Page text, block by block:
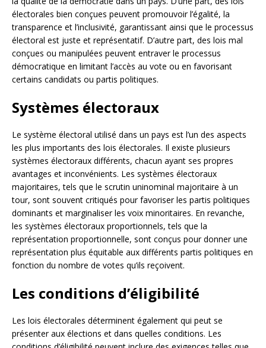
électorales bien conçues peuvent promouvoir l’égalité, la
transparence et l’inclusivité, garantissant ainsi que le processus
électoral est juste et représentatif. D’autre part, des lois mal
conçues ou manipulées peuvent entraver le processus
démocratique en limitant l’accès au vote ou en favorisant
certains candidats ou partis politiques.
Systèmes électoraux
Le système électoral utilisé dans un pays est l’un des aspects
les plus importants des lois électorales. Il existe plusieurs
systèmes électoraux différents, chacun ayant ses propres
avantages et inconvénients. Les systèmes électoraux
majoritaires, tels que le scrutin uninominal majoritaire à un
tour, sont souvent critiqués pour favoriser les partis politiques
dominants et marginaliser les voix minoritaires. En revanche,
les systèmes électoraux proportionnels, tels que la
représentation proportionnelle, sont conçus pour donner une
représentation plus équitable aux différents partis politiques en
fonction du nombre de votes qu’ils reçoivent.
Les conditions d’éligibilité
Les lois électorales déterminent également qui peut se
présenter aux élections et dans quelles conditions. Les